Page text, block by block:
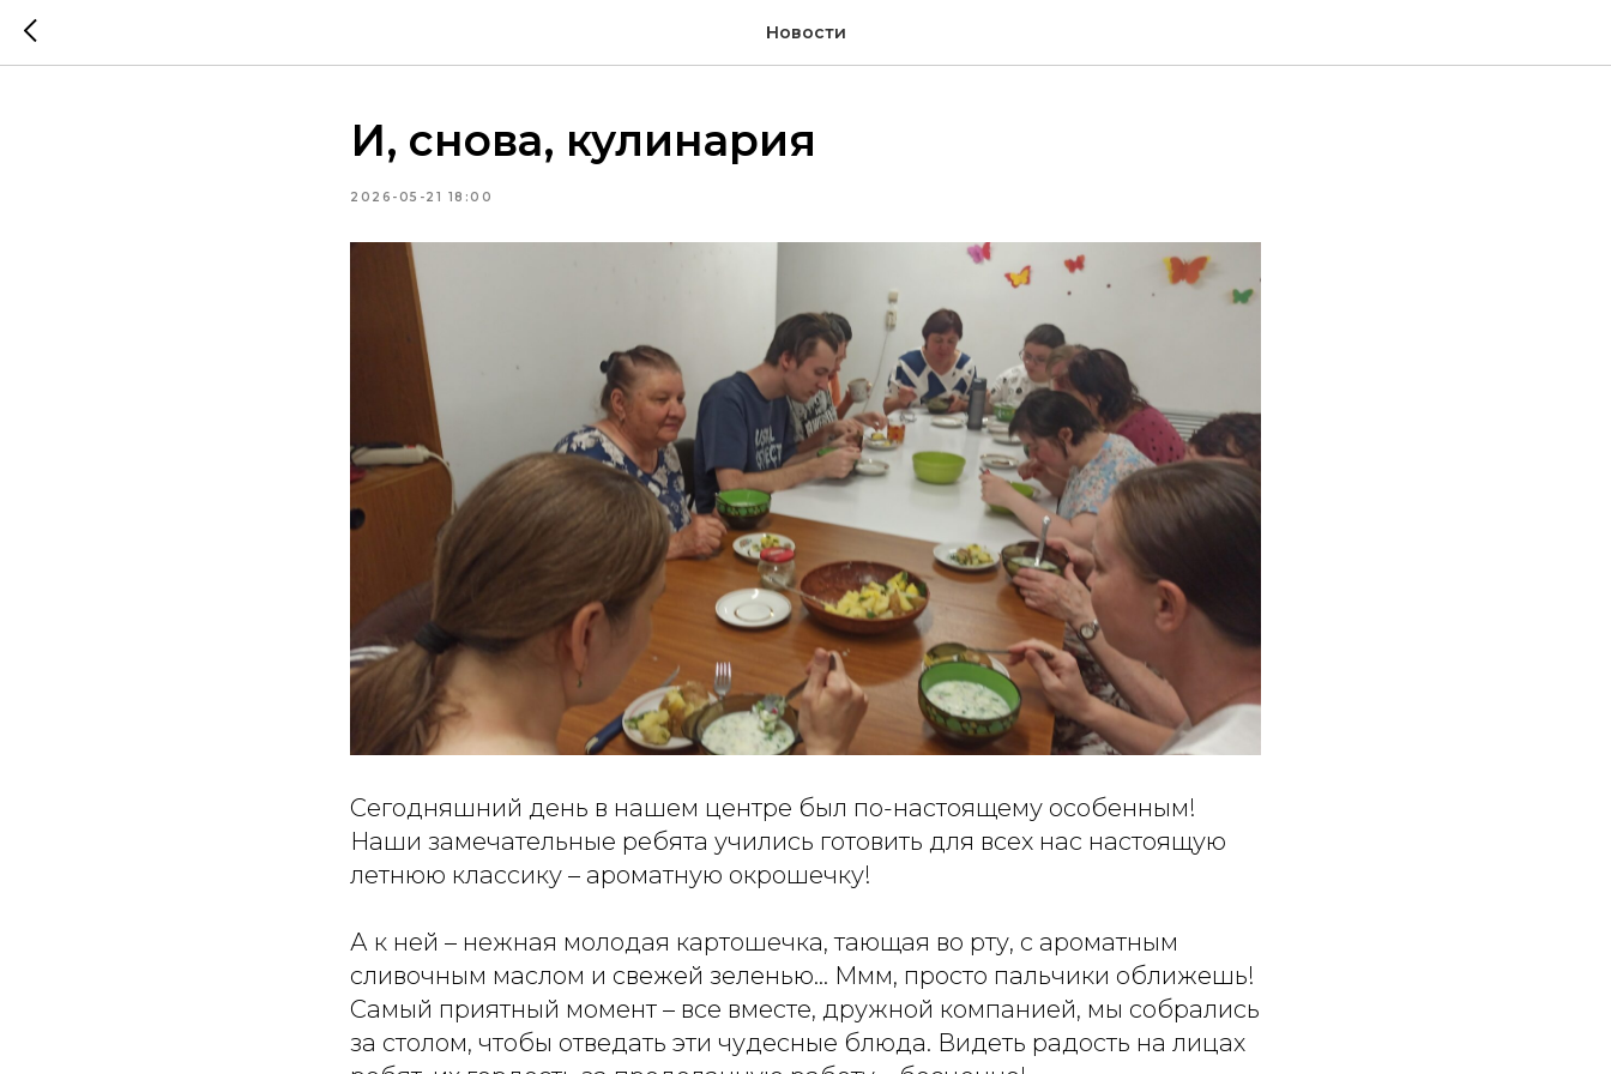
Новости
И, снова, кулинария
2026-05-21 18:00
Сегодняшний день в нашем центре был по-настоящему особенным!
Наши замечательные ребята учились готовить для всех нас настоящую
летнюю классику – ароматную окрошечку!
А к ней – нежная молодая картошечка, тающая во рту, с ароматным
сливочным маслом и свежей зеленью... Ммм, просто пальчики оближешь!
Самый приятный момент – все вместе, дружной компанией, мы собрались
за столом, чтобы отведать эти чудесные блюда. Видеть радость на лицах